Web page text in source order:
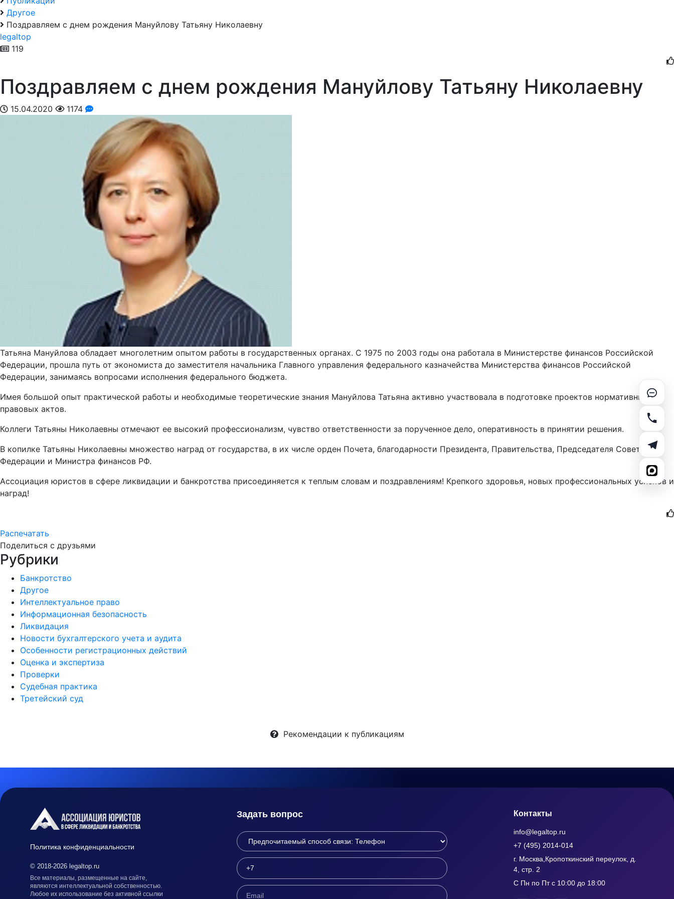
Другое
Поздравляем с днем рождения Мануйлову Татьяну Николаевну
legaltop
119
Поздравляем с днем рождения Мануйлову Татьяну Николаевну
15.04.2020 1174
Татьяна Мануйлова обладает многолетним опытом работы в государственных органах. С 1975 по 2003 годы она работала в Министерстве финансов Российской
Федерации, прошла путь от экономиста до заместителя начальника Главного управления федерального казначейства Министерства финансов Российской
Федерации, занимаясь вопросами исполнения федерального бюджета.
Имея большой опыт практической работы и необходимые теоретические знания Мануйлова Татьяна активно участвовала в подготовке проектов нормативных
правовых актов.
Коллеги Татьяны Николаевны отмечают ее высокий профессионализм, чувство ответственности за порученное дело, оперативность в принятии решения.
В копилке Татьяны Николаевны множество наград от государства, в их числе орден Почета, благодарности Президента, Правительства, Председателя Совета
Федерации и Министра финансов РФ.
Ассоциация юристов в сфере ликвидации и банкротства присоединяется к теплым словам и поздравлениям! Крепкого здоровья, новых профессиональных успехов и
наград!
Распечатать
Поделиться с друзьями
Рубрики
Банкротство
Другое
Интеллектуальное право
Информационная безопасность
Ликвидация
Новости бухгалтерского учета и аудита
Особенности регистрационных действий
Оценка и экспертиза
Проверки
Судебная практика
Третейский суд
Рекомендации к публикациям
Политика конфиденциальности
© 2018-2026 legaltop.ru
Все материалы, размещенные на сайте,
являются интеллектуальной собственностью.
Любое их использование без активной ссылки
Задать вопрос Контакты
info@legaltop.ru
+7 (495) 2014-014
г. Москва,Кропоткинский переулок, д.
4, стр. 2
С Пн по Пт с 10:00 до 18:00